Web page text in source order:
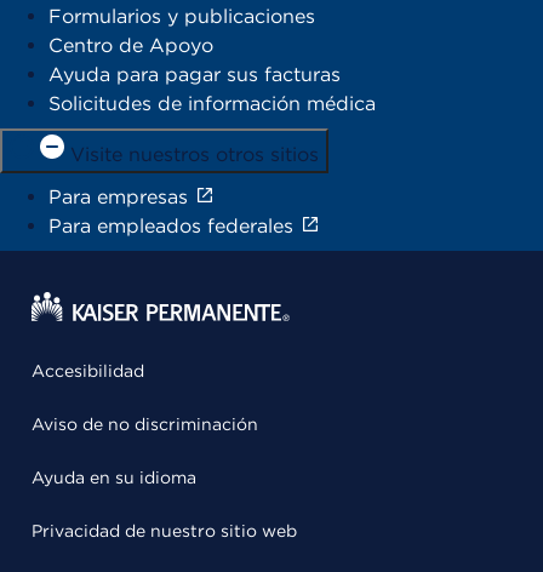
Formularios y publicaciones
Centro de Apoyo
Ayuda para pagar sus facturas
Solicitudes de información médica
Visite nuestros otros sitios
Para empresas
Para empleados federales
Accesibilidad
Aviso de no discriminación
Ayuda en su idioma
Privacidad de nuestro sitio web